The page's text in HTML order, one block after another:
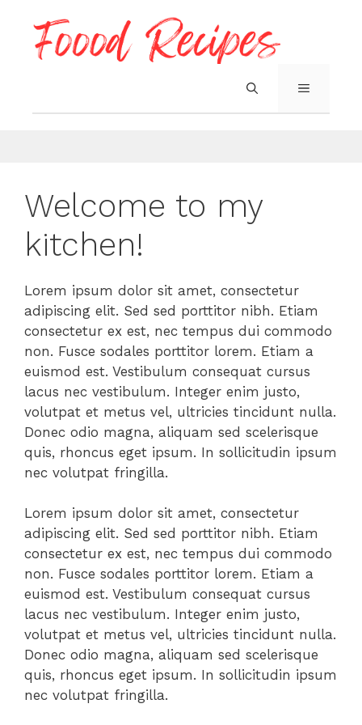
content
MENU
Welcome to my
kitchen!
Lorem ipsum dolor sit amet, consectetur
adipiscing elit. Sed sed porttitor nibh. Etiam
consectetur ex est, nec tempus dui commodo
non. Fusce sodales porttitor lorem. Etiam a
euismod est. Vestibulum consequat cursus
lacus nec vestibulum. Integer enim justo,
volutpat et metus vel, ultricies tincidunt nulla.
Donec odio magna, aliquam sed scelerisque
quis, rhoncus eget ipsum. In sollicitudin ipsum
nec volutpat fringilla.
Lorem ipsum dolor sit amet, consectetur
adipiscing elit. Sed sed porttitor nibh. Etiam
consectetur ex est, nec tempus dui commodo
non. Fusce sodales porttitor lorem. Etiam a
euismod est. Vestibulum consequat cursus
lacus nec vestibulum. Integer enim justo,
volutpat et metus vel, ultricies tincidunt nulla.
Donec odio magna, aliquam sed scelerisque
quis, rhoncus eget ipsum. In sollicitudin ipsum
nec volutpat fringilla.